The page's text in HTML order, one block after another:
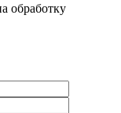
обработку